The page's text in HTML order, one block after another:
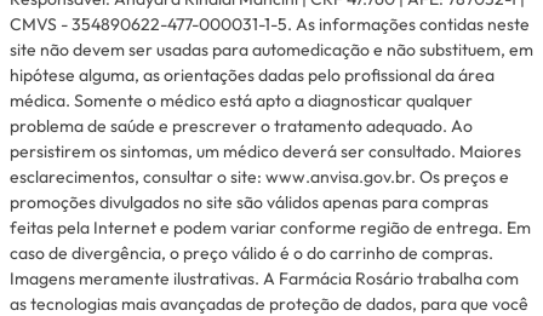
CMVS - 354890622-477-000031-1-5. As informações contidas neste
site não devem ser usadas para automedicação e não substituem, em
hipótese alguma, as orientações dadas pelo profissional da área
médica. Somente o médico está apto a diagnosticar qualquer
problema de saúde e prescrever o tratamento adequado. Ao
persistirem os sintomas, um médico deverá ser consultado. Maiores
esclarecimentos, consultar o site: www.anvisa.gov.br. Os preços e
promoções divulgados no site são válidos apenas para compras
feitas pela Internet e podem variar conforme região de entrega. Em
caso de divergência, o preço válido é o do carrinho de compras.
Imagens meramente ilustrativas. A Farmácia Rosário trabalha com
as tecnologias mais avançadas de proteção de dados, para que você